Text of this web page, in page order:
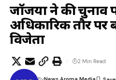
जॉर्जिया ने की चुनाव
अधिकारिक तौर पर
विजेता
2 Min Read